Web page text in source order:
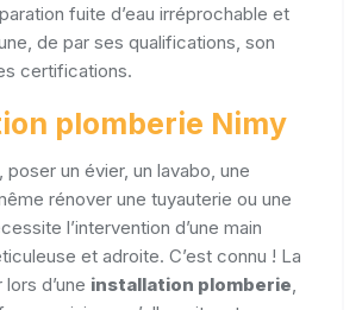
fuite d’eau irréprochable et
de par ses qualifications, son
certifications.
plomberie Nimy
poser un évier, un lavabo, une
rénover une tuyauterie ou une
l’intervention d’une main
et adroite. C’est connu ! La
d’une installation plomberie